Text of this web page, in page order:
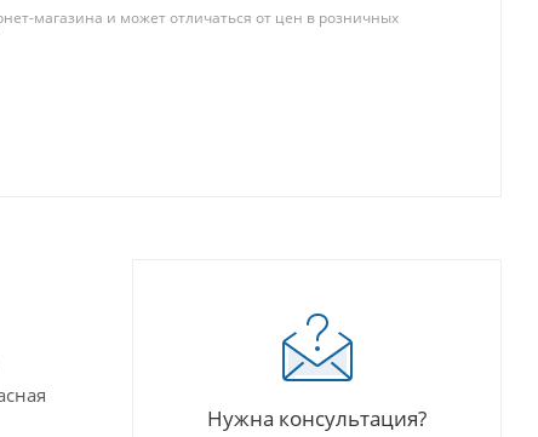
магазина и может отличаться от цен в розничных
Нужна консультация?